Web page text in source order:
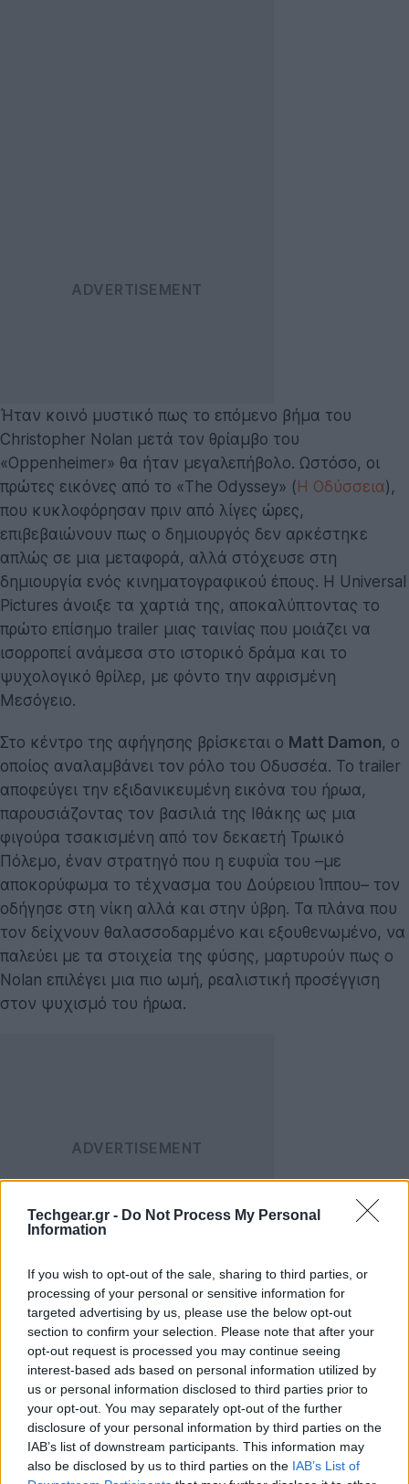
Techgear.gr - Do Not Process My Personal
Information
If you wish to opt-out of the sale, sharing to third parties, or
processing of your personal or sensitive information for
targeted advertising by us, please use the below opt-out
section to confirm your selection. Please note that after your
opt-out request is processed you may continue seeing
interest-based ads based on personal information utilized by
us or personal information disclosed to third parties prior to
your opt-out. You may separately opt-out of the further
disclosure of your personal information by third parties on the
IAB’s list of downstream participants. This information may
also be disclosed by us to third parties on the IAB’s List of
Ήταν κοινό μυστικό πως το επόμενο βήμα του
Christopher Nolan μετά τον θρίαμβο του
«Oppenheimer» θα ήταν μεγαλεπήβολο. Ωστόσο, οι
πρώτες εικόνες από το «The Odyssey» ( Η Οδύσσεια),
που κυκλοφόρησαν πριν από λίγες ώρες,
επιβεβαιώνουν πως ο δημιουργός δεν αρκέστηκε
απλώς σε μια μεταφορά, αλλά στόχευσε στη
δημιουργία ενός κινηματογραφικού έπους. Η Universal
Pictures άνοιξε τα χαρτιά της, αποκαλύπτοντας το
πρώτο επίσημο trailer μιας ταινίας που μοιάζει να
ισορροπεί ανάμεσα στο ιστορικό δράμα και το
ψυχολογικό θρίλερ, με φόντο την αφρισμένη
Μεσόγειο.
Στο κέντρο της αφήγησης βρίσκεται ο Matt Damon, ο
οποίος αναλαμβάνει τον ρόλο του Οδυσσέα. Το trailer
αποφεύγει την εξιδανικευμένη εικόνα του ήρωα,
παρουσιάζοντας τον βασιλιά της Ιθάκης ως μια
φιγούρα τσακισμένη από τον δεκαετή Τρωικό
Πόλεμο, έναν στρατηγό που η ευφυΐα του –με
αποκορύφωμα το τέχνασμα του Δούρειου Ίππου– τον
οδήγησε στη νίκη αλλά και στην ύβρη. Τα πλάνα που
τον δείχνουν θαλασσοδαρμένο και εξουθενωμένο, να
παλεύει με τα στοιχεία της φύσης, μαρτυρούν πως ο
Nolan επιλέγει μια πιο ωμή, ρεαλιστική προσέγγιση
στον ψυχισμό του ήρωα.
Αυτό που προκαλεί ιδιαίτερη αίσθηση είναι η
συγκέντρωση ορισμένων από τα μεγαλύτερα ονόματα
του σύγχρονου κινηματογράφου. Η Anne Hathaway
επιστρέφει στο πλευρό του Nolan (μετά τα
«Interstellar» και «The Dark Knight Rises») ως
Πηνελόπη, ενσαρκώνοντας την καρτερία και τη
δύναμη στα ανάκτορα της Ιθάκης. Ο Tom Holland
αναλαμβάνει τον ρόλο του Τηλέμαχου, του γιου που
περιμένει την επιστροφή του πατέρα του, ενώ η